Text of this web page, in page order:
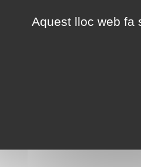
Aquest lloc web fa